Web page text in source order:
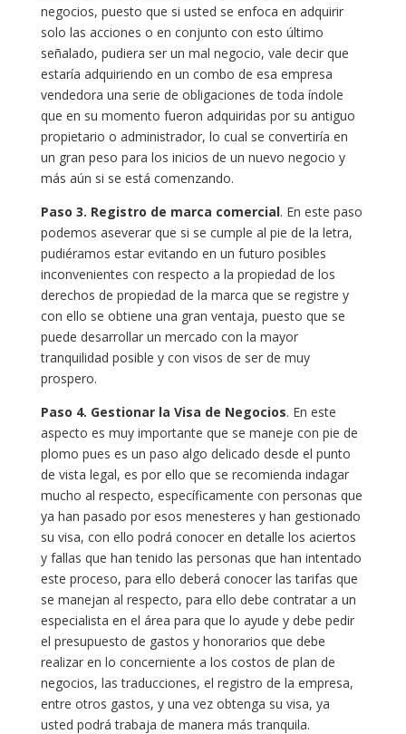
negocios, puesto que si usted se enfoca en adquirir
solo las acciones o en conjunto con esto último
señalado, pudiera ser un mal negocio, vale decir que
estaría adquiriendo en un combo de esa empresa
vendedora una serie de obligaciones de toda índole
que en su momento fueron adquiridas por su antiguo
propietario o administrador, lo cual se convertiría en
un gran peso para los inicios de un nuevo negocio y
más aún si se está comenzando.
Paso 3. Registro de marca comercial. En este paso
podemos aseverar que si se cumple al pie de la letra,
pudiéramos estar evitando en un futuro posibles
inconvenientes con respecto a la propiedad de los
derechos de propiedad de la marca que se registre y
con ello se obtiene una gran ventaja, puesto que se
puede desarrollar un mercado con la mayor
tranquilidad posible y con visos de ser de muy
prospero.
Paso 4. Gestionar la Visa de Negocios. En este
aspecto es muy importante que se maneje con pie de
plomo pues es un paso algo delicado desde el punto
de vista legal, es por ello que se recomienda indagar
mucho al respecto, específicamente con personas que
ya han pasado por esos menesteres y han gestionado
su visa, con ello podrá conocer en detalle los aciertos
y fallas que han tenido las personas que han intentado
este proceso, para ello deberá conocer las tarifas que
se manejan al respecto, para ello debe contratar a un
especialista en el área para que lo ayude y debe pedir
el presupuesto de gastos y honorarios que debe
realizar en lo concerniente a los costos de plan de
negocios, las traducciones, el registro de la empresa,
entre otros gastos, y una vez obtenga su visa, ya
usted podrá trabaja de manera más tranquila.